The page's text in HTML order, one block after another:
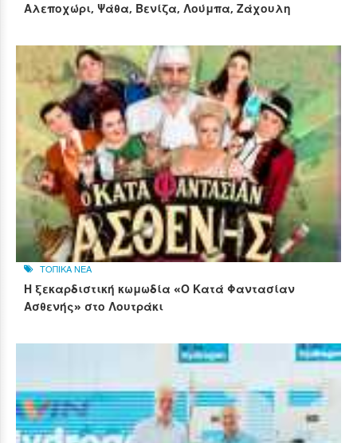
Αλεποχώρι, Ψάθα, Βενίζα, Λούμπα, Ζάχουλη
ΤΟΠΙΚΑ ΝΕΑ
Η ξεκαρδιστική κωμωδία «Ο Κατά Φαντασίαν
Ασθενής» στο Λουτράκι